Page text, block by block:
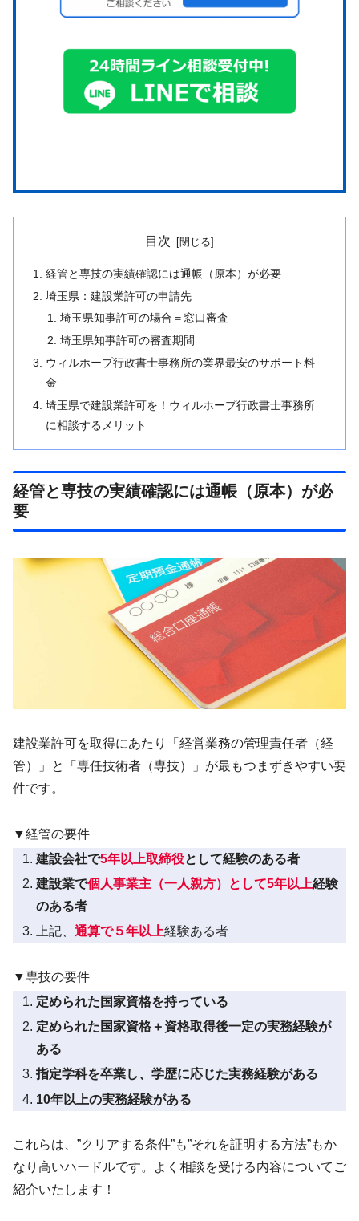
目次
経管と専技の実績確認には通帳（原本）が必要
埼玉県：建設業許可の申請先
埼玉県知事許可の場合＝窓口審査
埼玉県知事許可の審査期間
ウィルホープ行政書士事務所の業界最安のサポート料
金
埼玉県で建設業許可を！ウィルホープ行政書士事務所
に相談するメリット
経管と専技の実績確認には通帳（原本）が必
要
建設業許可を取得にあたり「経営業務の管理責任者（経
管）」と「専任技術者（専技）」が最もつまずきやすい要
件です。
▼経管の要件
建設会社で5年以上取締役として経験のある者
建設業で個人事業主（一人親方）として5年以上経験
のある者
上記、通算で５年以上経験ある者
▼専技の要件
定められた国家資格を持っている
定められた国家資格＋資格取得後一定の実務経験が
ある
指定学科を卒業し、学歴に応じた実務経験がある
10年以上の実務経験がある
これらは、”クリアする条件”も”それを証明する方法”もか
なり高いハードルです。よく相談を受ける内容についてご
紹介いたします！